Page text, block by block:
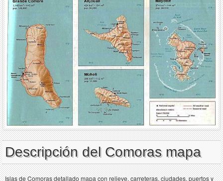
Descripción del Comoras mapa
Islas de Comoras detallado mapa con relieve, carreteras, ciudades, puertos y